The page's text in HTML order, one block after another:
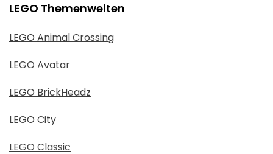
LEGO Themenwelten
LEGO Animal Crossing
LEGO Avatar
LEGO BrickHeadz
LEGO City
LEGO Classic